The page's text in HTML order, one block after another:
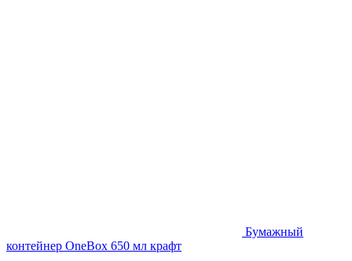
Бумажный
контейнер OneBox 650 мл крафт